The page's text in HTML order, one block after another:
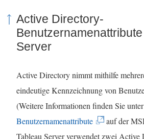
Active Directory-
Server
Active Directory nimmt mithilfe
eindeutige Kennzeichnung von
(Weitere Informationen finden Sie
Benutzernamenattribute(
L
auf der
Tableau Serververwendet zwei Active